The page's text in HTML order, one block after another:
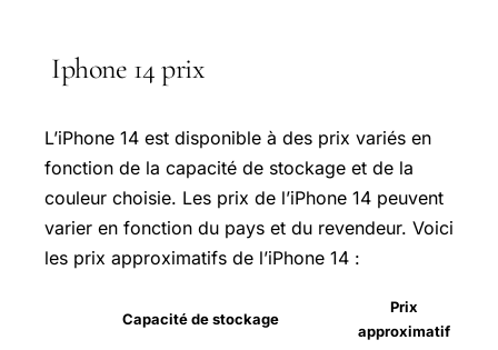
Iphone 14 prix
L’iPhone 14 est disponible à des prix variés en
fonction de la capacité de stockage et de la
couleur choisie. Les prix de l’iPhone 14 peuvent
varier en fonction du pays et du revendeur. Voici
les prix approximatifs de l’iPhone 14 :
Capacité de stockage
Prix
approximatif